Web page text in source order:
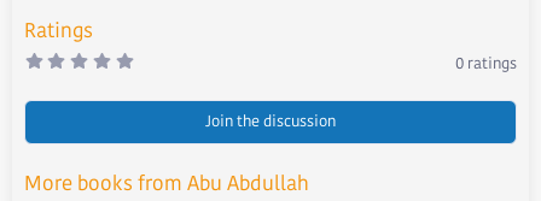
Ratings
0
0
(
0 ratings
Join the discussion
More books from Abu Abdullah